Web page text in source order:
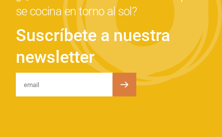
se cocina en torno al sol?
Suscríbete a nuestra
newsletter